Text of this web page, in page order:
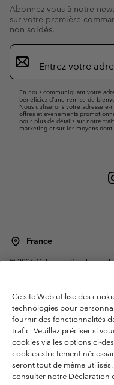
Abonnez-vous à notre
sur votre première
non soldés.
Inscription
par
e-
En nous communiquant votre
bénéficiez d’une remise de
Nous utiliserons votre adresse
offres et événements
pour plus de détails sur notre
marketing et sur les moyens
France
©2026Columbia Sportswear
Garanties Légales
Politique
Conditions d'utilisation -
Conditions D'utilisation -
Cookies
Public CBCR
Ce site Web utilise des
technologies pour
fournir des fonctionnalités
trafic. Veuillez préciser si
cookies via les options ci-
cookies strictement
seront tout de même utilisés.
consulter notre Déclaration
Veuillez
United States